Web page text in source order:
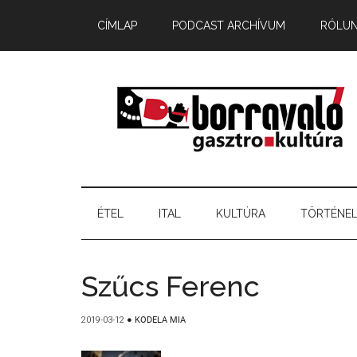
CÍMLAP PODCAST ARCHÍVUM
ÉTEL ITAL KULTÚRA
Szűcs Ferenc
2019-03-12 ● KODELA MIA